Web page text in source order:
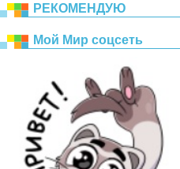
РЕКОМЕНДУЮ
Mой Mир соцсеть